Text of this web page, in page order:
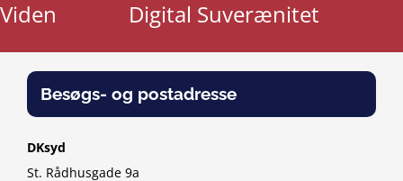
Viden
Digital Suverænitet
Besøgs- og postadresse
DKsyd
St. Rådhusgade 9a